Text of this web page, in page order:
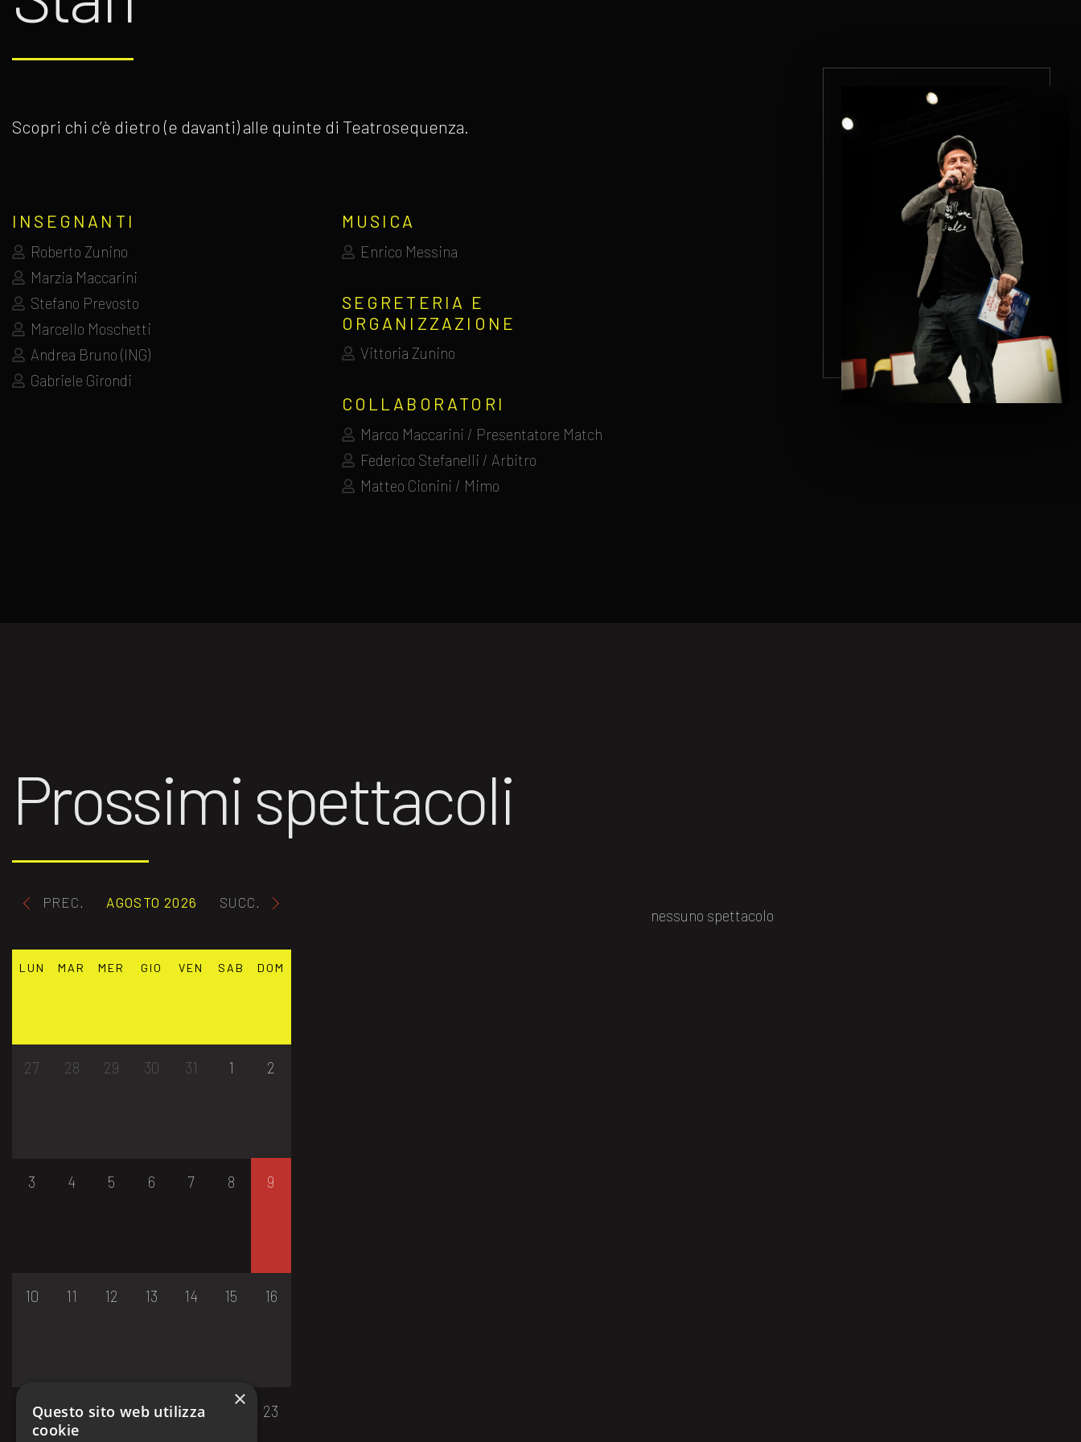
Scopri chi c’è dietro (e davanti) alle quinte di Teatrosequenza.
INSEGNANTI
Roberto Zunino
Marzia Maccarini
Stefano Prevosto
Marcello Moschetti
Andrea Bruno (ING)
Gabriele Girondi
MUSICA
Enrico Messina
SEGRETERIA E
ORGANIZZAZIONE
Vittoria Zunino
COLLABORATORI
Marco Maccarini / Presentatore Match
Federico Stefanelli / Arbitro
Matteo Cionini / Mimo
Prossimi spettacoli
PREC. AGOSTO 2026 SUCC.
LUN MAR MER GIO VEN SAB DOM
27 28 29 30 31 1 2
3 4 5 6 7 8 9
10 11 12 13 14 15 16
17 18 19 20 21 22 23
nessuno spettacolo
×
Questo sito web utilizza
cookie